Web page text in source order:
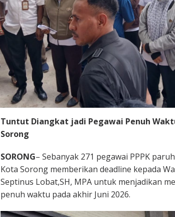
Tuntut Diangkat jadi Pegawai Penuh
Sorong
SORONG– Sebanyak 271 pegawai PPPK
Kota Sorong memberikan deadline kepada
Septinus Lobat,SH, MPA untuk menjadikan
penuh waktu pada akhir Juni 2026.